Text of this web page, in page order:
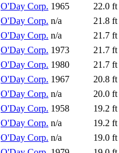
O'Day Corp. 1965 22.0 ft
O'Day Corp. n/a 21.8 ft
O'Day Corp. n/a 21.7 ft
O'Day Corp. 1973 21.7 ft
O'Day Corp. 1980 21.7 ft
O'Day Corp. 1967 20.8 ft
O'Day Corp. n/a 20.0 ft
O'Day Corp. 1958 19.2 ft
O'Day Corp. n/a 19.2 ft
O'Day Corp. n/a 19.0 ft